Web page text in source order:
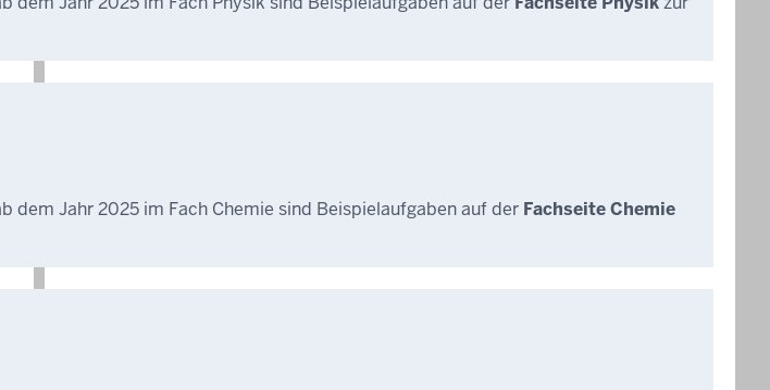
Jahr 2025 im Fach Chemie sind Beispielaufgaben auf der Fachseite Chemie